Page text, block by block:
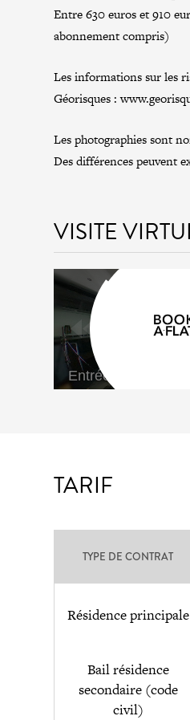
Entre 630 euros et 910
abonnement compris)
Les informations sur les
Géorisques :
Les photographies sont
Des différences peuvent
VISITE
TARIF
TYPE DE CONTRAT
Résidence principale
Bail résidence
secondaire (code
civil)